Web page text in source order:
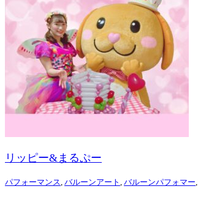
リッピー&まるぷー
パフォーマンス, バルーンアート , バルーンパフォマー,